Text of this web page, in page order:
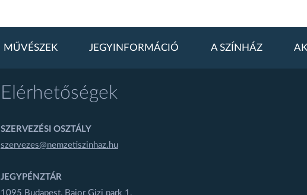
MŰVÉSZEK JEGYINFORMÁCIÓ A SZÍNHÁZ
Elérhetőségek
SZERVEZÉSI OSZTÁLY
szervezes@nemzetiszinhaz.hu
JEGYPÉNZTÁR
1095 Budapest, Bajor Gizi park 1.